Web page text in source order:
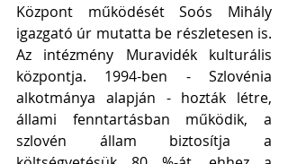
Központ működését Soós Mihály
igazgató úr mutatta be részletesen is.
Az intézmény Muravidék kulturális
központja. 1994-ben - Szlovénia
alkotmánya alapján - hozták létre,
állami fenntartásban működik, a
szlovén állam biztosítja a